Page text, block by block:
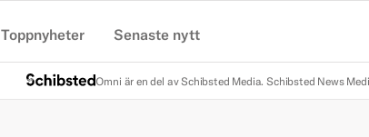
Toppnyheter Senaste nytt
Omni är en del av Schibsted Media. Schibsted News